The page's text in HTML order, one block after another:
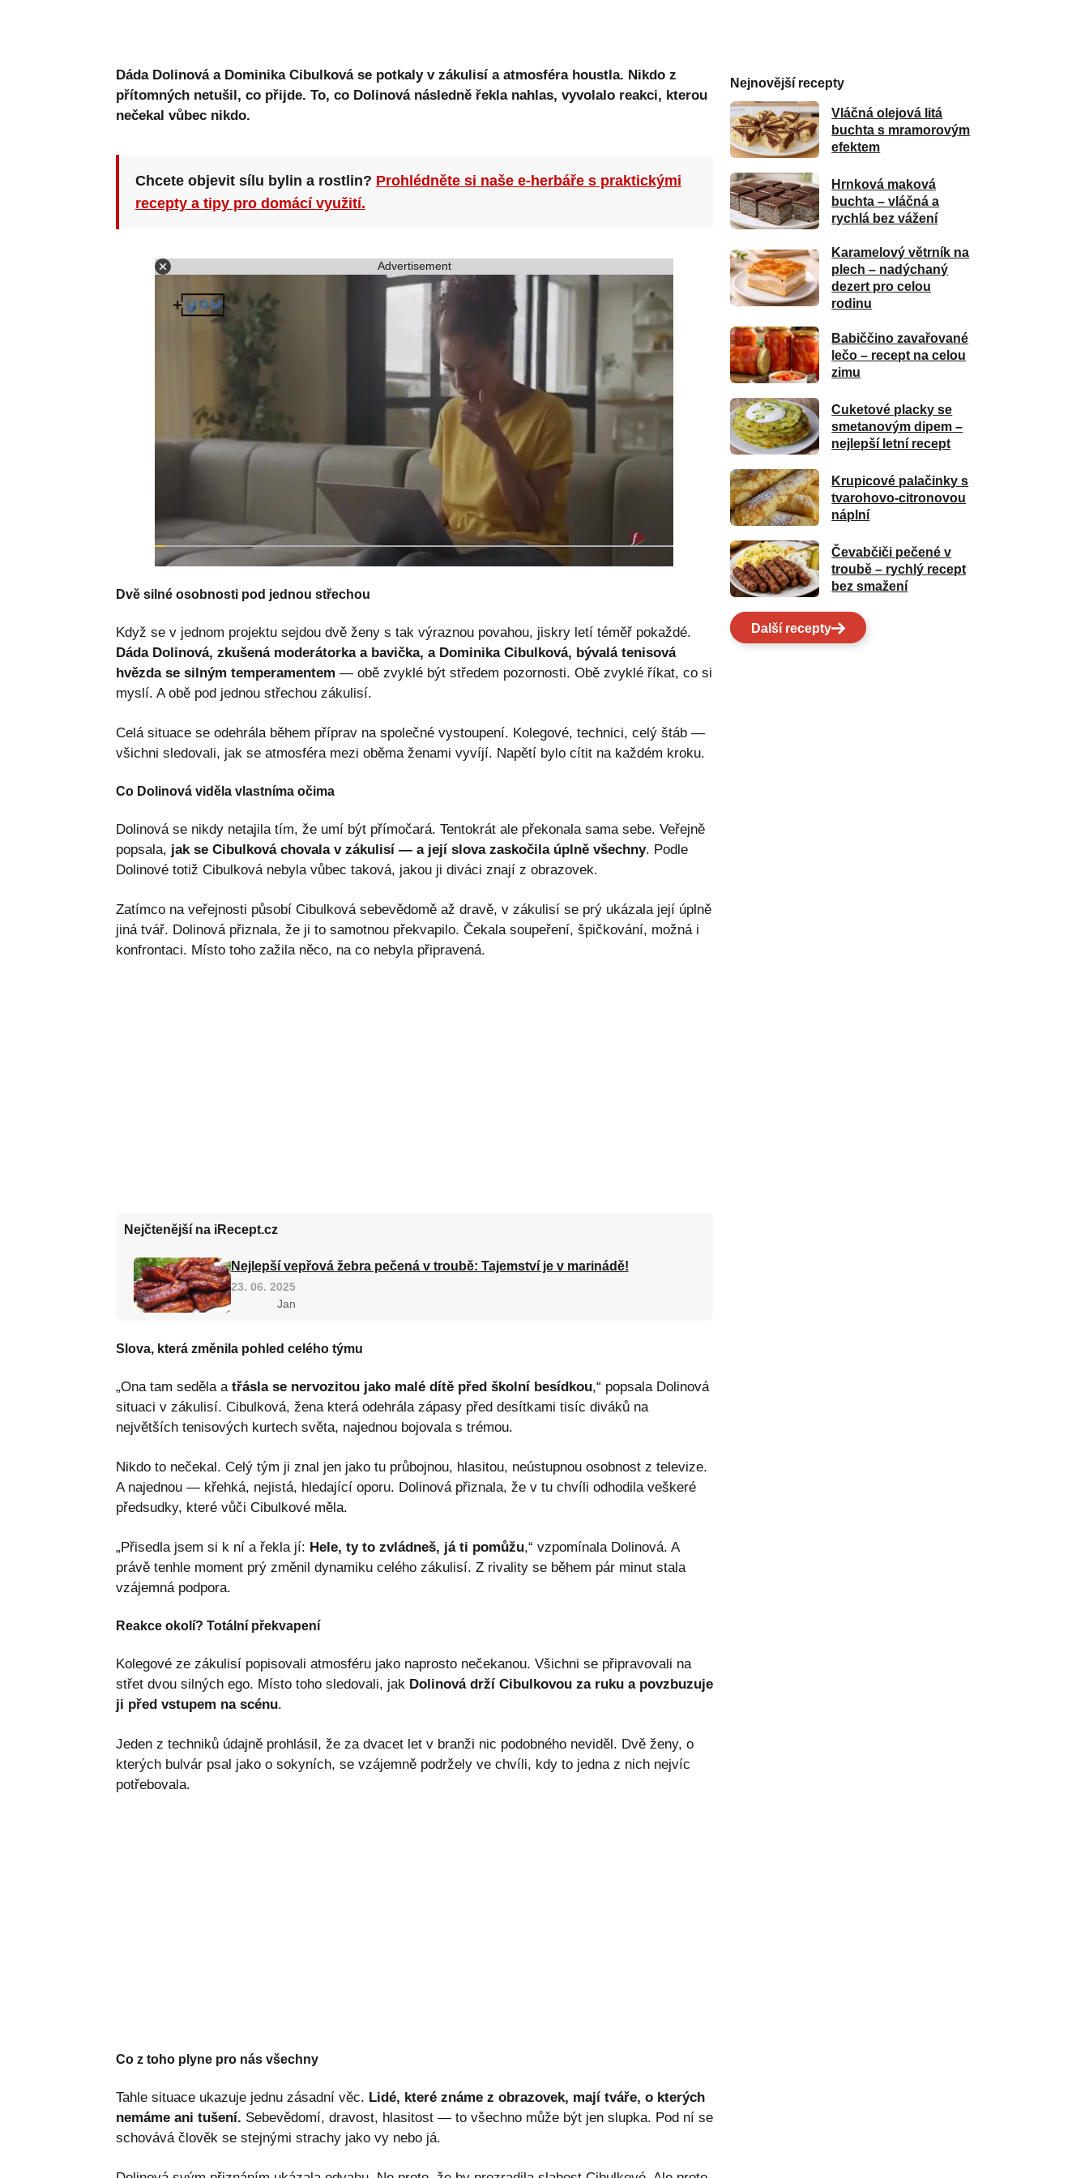
Dáda Dolinová a Dominika Cibulková se potkaly v zákulisí a atmosféra houstla. Nikdo z
přítomných netušil, co přijde. To, co Dolinová následně řekla nahlas, vyvolalo reakci, kterou
nečekal vůbec nikdo.
Chcete objevit sílu bylin a rostlin? Prohlédněte si naše e-herbáře s praktickými
recepty a tipy pro domácí využití.
Advertisement
Dvě silné osobnosti pod jednou střechou
Když se v jednom projektu sejdou dvě ženy s tak výraznou povahou, jiskry letí téměř pokaždé.
Dáda Dolinová, zkušená moderátorka a bavička, a Dominika Cibulková, bývalá tenisová
hvězda se silným temperamentem — obě zvyklé být středem pozornosti. Obě zvyklé říkat, co si
myslí. A obě pod jednou střechou zákulisí.
Celá situace se odehrála během příprav na společné vystoupení. Kolegové, technici, celý štáb —
všichni sledovali, jak se atmosféra mezi oběma ženami vyvíjí. Napětí bylo cítit na každém kroku.
Co Dolinová viděla vlastníma očima
Dolinová se nikdy netajila tím, že umí být přímočará. Tentokrát ale překonala sama sebe. Veřejně
popsala, jak se Cibulková chovala v zákulisí — a její slova zaskočila úplně všechny. Podle
Dolinové totiž Cibulková nebyla vůbec taková, jakou ji diváci znají z obrazovek.
Zatímco na veřejnosti působí Cibulková sebevědomě až dravě, v zákulisí se prý ukázala její úplně
jiná tvář. Dolinová přiznala, že ji to samotnou překvapilo. Čekala soupeření, špičkování, možná i
konfrontaci. Místo toho zažila něco, na co nebyla připravená.
Nejčtenější na iRecept.cz
Nejlepší vepřová žebra pečená v troubě: Tajemství je v marinádě!
23. 06. 2025
Jan
Slova, která změnila pohled celého týmu
„Ona tam seděla a třásla se nervozitou jako malé dítě před školní besídkou,“ popsala Dolinová
situaci v zákulisí. Cibulková, žena která odehrála zápasy před desítkami tisíc diváků na
největších tenisových kurtech světa, najednou bojovala s trémou.
Nikdo to nečekal. Celý tým ji znal jen jako tu průbojnou, hlasitou, neústupnou osobnost z televize.
A najednou — křehká, nejistá, hledající oporu. Dolinová přiznala, že v tu chvíli odhodila veškeré
předsudky, které vůči Cibulkové měla.
„Přisedla jsem si k ní a řekla jí: Hele, ty to zvládneš, já ti pomůžu,“ vzpomínala Dolinová. A
právě tenhle moment prý změnil dynamiku celého zákulisí. Z rivality se během pár minut stala
vzájemná podpora.
Reakce okolí? Totální překvapení
Kolegové ze zákulisí popisovali atmosféru jako naprosto nečekanou. Všichni se připravovali na
střet dvou silných ego. Místo toho sledovali, jak Dolinová drží Cibulkovou za ruku a povzbuzuje
ji před vstupem na scénu.
Jeden z techniků údajně prohlásil, že za dvacet let v branži nic podobného neviděl. Dvě ženy, o
kterých bulvár psal jako o sokyních, se vzájemně podržely ve chvíli, kdy to jedna z nich nejvíc
potřebovala.
Co z toho plyne pro nás všechny
Tahle situace ukazuje jednu zásadní věc. Lidé, které známe z obrazovek, mají tváře, o kterých
nemáme ani tušení. Sebevědomí, dravost, hlasitost — to všechno může být jen slupka. Pod ní se
schovává člověk se stejnými strachy jako vy nebo já.
Nejnovější recepty
Vláčná olejová litá
buchta s mramorovým
efektem
Hrnková maková
buchta – vláčná a
rychlá bez vážení
Karamelový větrník na
plech – nadýchaný
dezert pro celou
rodinu
Babiččino zavařované
lečo – recept na celou
zimu
Cuketové placky se
smetanovým dipem –
nejlepší letní recept
Krupicové palačinky s
tvarohovo-citronovou
náplní
Čevabčiči pečené v
troubě – rychlý recept
bez smažení
Další recepty